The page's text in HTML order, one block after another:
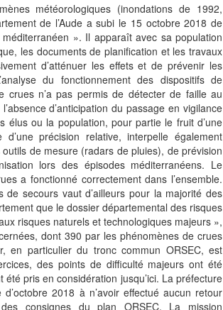
météorologiques (inondations de 1992,
de l’Aude a subi le 15 octobre 2018 de
». Il apparaît avec sa population
les documents de planification et les travaux
d’atténuer les effets et de prévenir les
du fonctionnement des dispositifs de
crues n’a pas permis de détecter de faille au
d’anticipation du passage en vigilance
élus ou la population, pour partie le fruit d’une
précision relative, interpelle également
de mesure (radars de pluies), de prévision
lors des épisodes méditerranéens. Le
a fonctionné correctement dans l’ensemble.
secours vaut d’ailleurs pour la majorité des
que le dossier départemental des risques
risques naturels et technologiques majeurs »,
dont 390 par les phénomènes de crues
en particulier du tronc commun ORSEC, est
des points de difficulté majeurs ont été
été pris en considération jusqu’ici. La préfecture
2018 à n’avoir effectué aucun retour
consignes du plan ORSEC. La mission